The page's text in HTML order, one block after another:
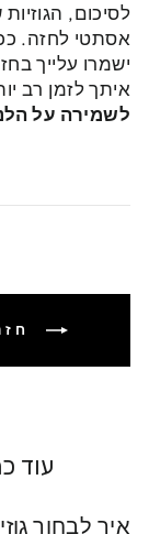
לסיכום,
אסתטי לחזה.
ישמרו עלייך
איתך לזמן רב
לשמירה על
עוד
איך לבחור